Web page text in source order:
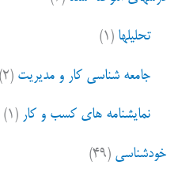
تحلیلها (۱)
جامعه شناسی کار و مدیریت (۲)
نمایشنامه های کسب و کار (۱)
خودشناسی (۴۹)